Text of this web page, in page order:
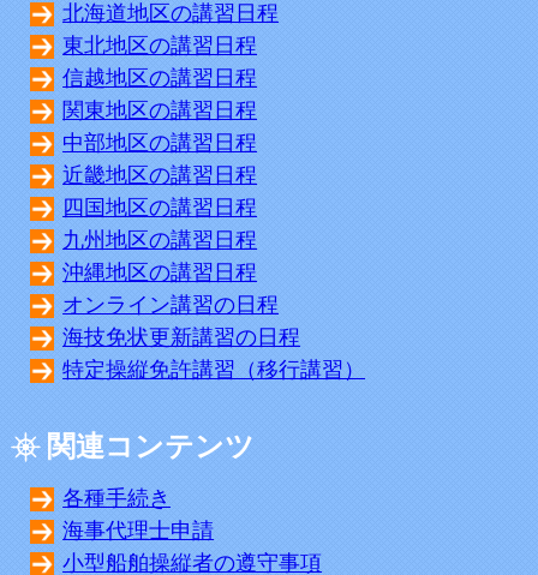
北海道地区の講習日程
東北地区の講習日程
信越地区の講習日程
関東地区の講習日程
中部地区の講習日程
近畿地区の講習日程
四国地区の講習日程
九州地区の講習日程
沖縄地区の講習日程
オンライン講習の日程
海技免状更新講習の日程
特定操縦免許講習（移行講習）
関連コンテンツ
各種手続き
海事代理士申請
小型船舶操縦者の遵守事項